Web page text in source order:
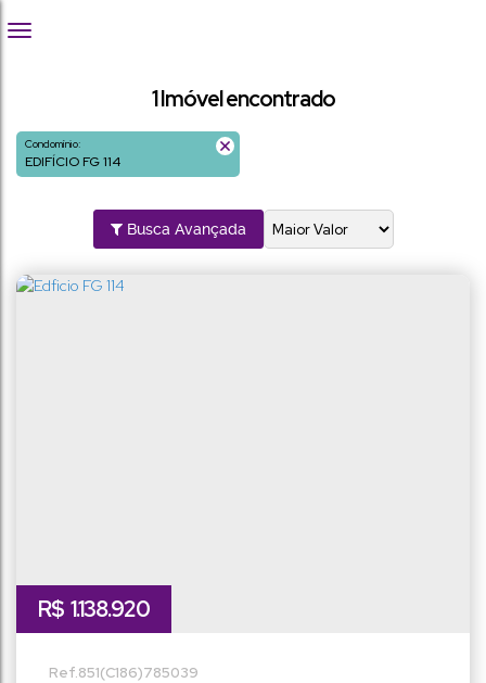
1 Imóvel encontrado
Condomínio:
EDIFÍCIO FG 114
Busca Avançada
R$ 1.138.920
851(C186)785039